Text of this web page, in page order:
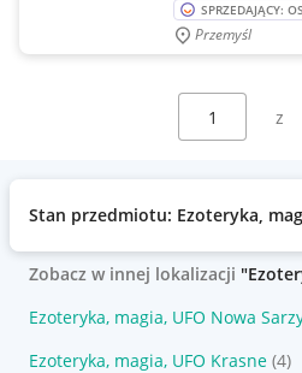
SPRZEDAJĄCY:
Przemyśl
Wybierz stronę:
Stan przedmiotu: Ezoteryka,
Zobacz w innej lokalizacji
Ezoteryka, magia, UFO Nowa
Ezoteryka, magia, UFO Krasne (4)